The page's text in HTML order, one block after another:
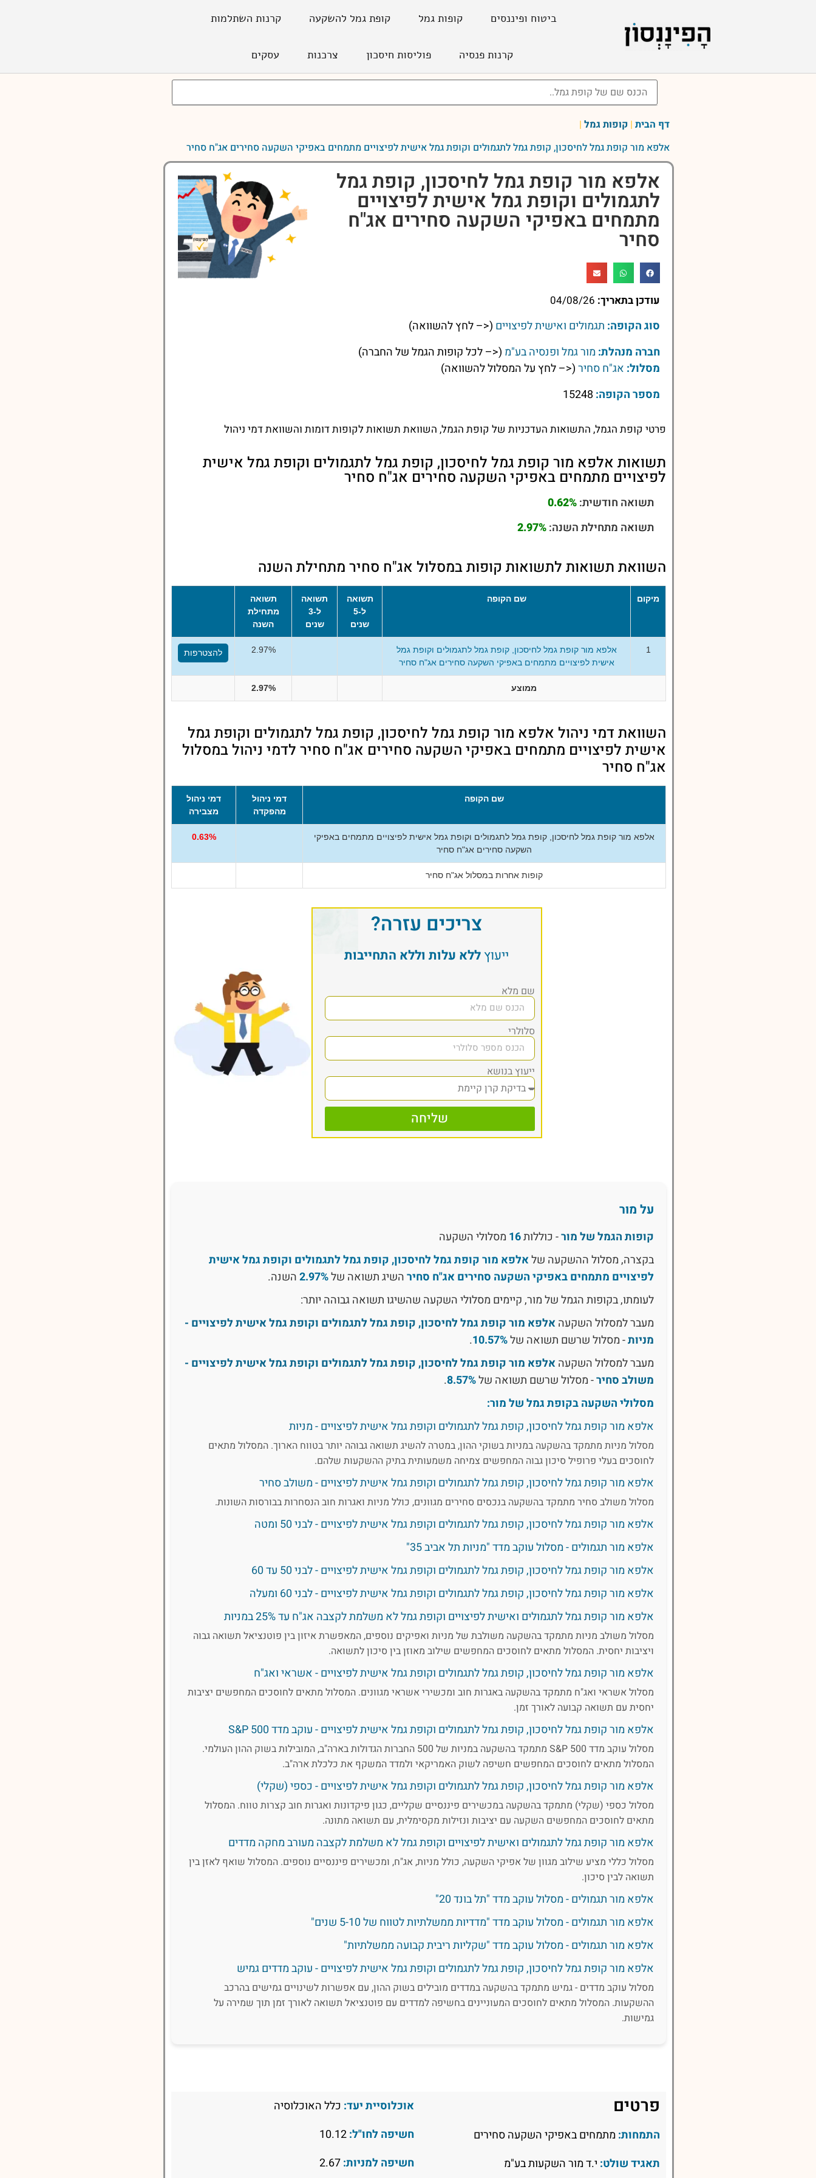
ביטוח ופיננסים קופות גמל קופת גמל להשקעה קרנות השתלמות
קרנות פנסיה פוליסות חיסכון צרכנות עסקים
דף הבית | קופות גמל |
אלפא מור קופת גמל לחיסכון, קופת גמל לתגמולים וקופת גמל אישית לפיצויים מתמחים באפיקי השקעה סחירים אג"ח סחיר
אלפא מור קופת גמל לחיסכון, קופת גמל
לתגמולים וקופת גמל אישית לפיצויים
מתמחים באפיקי השקעה סחירים אג"ח
סחיר
עודכן בתאריך: 04/08/26
סוג הקופה: תגמולים ואישית לפיצויים (<– לחץ להשוואה)
חברה מנהלת: מור גמל ופנסיה בע"מ (<– לכל קופות הגמל של החברה)
מסלול: אג"ח סחיר(<– לחץ על המסלול להשוואה)
מספר הקופה:
פרטי קופת הגמל, התשואות העדכניות של קופת הגמל, השוואת תשואות לקופות דומות והשוואת דמי ניהול
תשואות אלפא מור קופת גמל לחיסכון, קופת גמל לתגמולים וקופת גמל אישית
לפיצויים מתמחים באפיקי השקעה סחירים אג"ח סחיר
תשואה חודשית:0.62%
תשואה מתחילת השנה:2.97%
השוואת תשואות לתשואות קופות במסלול אג"ח סחיר מתחילת השנה
מיקום שם הקופה
תשואה
ל-5
שנים
תשואה
ל-3
שנים
תשואה
מתחילת
השנה
1
אלפא מור קופת גמל לחיסכון, קופת גמל לתגמולים וקופת גמל
אישית לפיצויים מתמחים באפיקי השקעה סחירים אג"ח סחיר
2.97% להצטרפות
ממוצע 2.97%
השוואת דמי ניהול אלפא מור קופת גמל לחיסכון, קופת גמל לתגמולים וקופת גמל
אישית לפיצויים מתמחים באפיקי השקעה סחירים אג"ח סחיר לדמי ניהול במסלול
אג"ח סחיר
שם הקופה
דמי ניהול
מהפקדה
דמי ניהול
מצבירה
אלפא מור קופת גמל לחיסכון, קופת גמל לתגמולים וקופת גמל אישית לפיצויים מתמחים באפיקי
השקעה סחירים אג"ח סחיר
0.63%
קופות אחרות במסלול אג"ח סחיר
צריכים עזרה?
ייעוץללא עלות וללא התחייבות
שם מלא
סלולרי
ייעוץ בנושא
שליחה
על מור
קופות הגמל של מור- כוללות16 מסלולי השקעה
בקצרה, מסלול ההשקעה שלאלפא מור קופת גמל לחיסכון, קופת גמל לתגמולים וקופת גמל אישית
לפיצויים מתמחים באפיקי השקעה סחירים אג"ח סחירהשיג תשואה של2.97%השנה.
לעומתו, בקופות הגמל של מור, קיימים מסלולי השקעה שהשיגו תשואה גבוהה יותר:
מעבר למסלול השקעהאלפא מור קופת גמל לחיסכון, קופת גמל לתגמולים וקופת גמל אישית לפיצויים -
מניות- מסלול שרשם תשואה של10.57%
.
מעבר למסלול השקעהאלפא מור קופת גמל לחיסכון, קופת גמל לתגמולים וקופת גמל אישית לפיצויים -
משולב סחיר- מסלול שרשם תשואה של8.57%
.
מסלולי השקעה בקופת גמל של מור:
אלפא מור קופת גמל לחיסכון, קופת גמל לתגמולים וקופת גמל אישית לפיצויים - מניות
מסלול מניות מתמקד בהשקעה במניות בשוקי ההון, במטרה להשיג תשואה גבוהה יותר בטווח הארוך. המסלול מתאים
לחוסכים בעלי פרופיל סיכון גבוה המחפשים צמיחה משמעותית בתיק ההשקעות שלהם.
אלפא מור קופת גמל לחיסכון, קופת גמל לתגמולים וקופת גמל אישית לפיצויים - משולב סחיר
מסלול משולב סחיר מתמקד בהשקעה בנכסים סחירים מגוונים, כולל מניות ואגרות חוב הנסחרות בבורסות השונות.
אלפא מור קופת גמל לחיסכון, קופת גמל לתגמולים וקופת גמל אישית לפיצויים - לבני 50 ומטה
אלפא מור תגמולים - מסלול עוקב מדד "מניות תל אביב 35"
אלפא מור קופת גמל לחיסכון, קופת גמל לתגמולים וקופת גמל אישית לפיצויים - לבני 50 עד 60
אלפא מור קופת גמל לחיסכון, קופת גמל לתגמולים וקופת גמל אישית לפיצויים - לבני 60 ומעלה
אלפא מור קופת גמל לתגמולים ואישית לפיצויים וקופת גמל לא משלמת לקצבה אג"ח עד 25% במניות
מסלול משולב מניות מתמקד בהשקעה משולבת של מניות ואפיקים נוספים, המאפשרת איזון בין פוטנציאל תשואה גבוה
ויציבות יחסית. המסלול מתאים לחוסכים המחפשים שילוב מאוזן בין סיכון לתשואה.
אלפא מור קופת גמל לחיסכון, קופת גמל לתגמולים וקופת גמל אישית לפיצויים - אשראי ואג"ח
מסלול אשראי ואג"ח מתמקד בהשקעה באגרות חוב ומכשירי אשראי מגוונים. המסלול מתאים לחוסכים המחפשים יציבות
יחסית עם תשואה קבועה לאורך זמן.
אלפא מור קופת גמל לחיסכון, קופת גמל לתגמולים וקופת גמל אישית לפיצויים - עוקב מדד S&P 500
מסלול עוקב מדד S&P 500 מתמקד בהשקעה במניות של 500 החברות הגדולות בארה"ב, המובילות בשוק ההון העולמי.
המסלול מתאים לחוסכים המחפשים חשיפה לשוק האמריקאי ולמדד המשקף את כלכלת ארה"ב.
אלפא מור קופת גמל לחיסכון, קופת גמל לתגמולים וקופת גמל אישית לפיצויים - כספי (שקלי)
מסלול כספי (שקלי) מתמקד בהשקעה במכשירים פיננסיים שקליים, כגון פיקדונות ואגרות חוב קצרות טווח. המסלול
מתאים לחוסכים המחפשים השקעה עם יציבות ונזילות מקסימלית, עם תשואה מתונה.
אלפא מור קופת גמל לתגמולים ואישית לפיצויים וקופת גמל לא משלמת לקצבה מעורב מחקה מדדים
מסלול כללי מציע שילוב מגוון של אפיקי השקעה, כולל מניות, אג"ח, ומכשירים פיננסיים נוספים. המסלול שואף לאזן בין
תשואה לבין סיכון.
אלפא מור תגמולים - מסלול עוקב מדד "תל בונד 20"
אלפא מור תגמולים - מסלול עוקב מדד "מדדיות ממשלתיות לטווח של 5-10 שנים"
אלפא מור תגמולים - מסלול עוקב מדד "שקליות ריבית קבועה ממשלתיות"
אלפא מור קופת גמל לחיסכון, קופת גמל לתגמולים וקופת גמל אישית לפיצויים - עוקב מדדים גמיש
מסלול עוקב מדדים - גמיש מתמקד בהשקעה במדדים מובילים בשוק ההון, עם אפשרות לשינויים גמישים בהרכב
ההשקעות. המסלול מתאים לחוסכים המעוניינים בחשיפה למדדים עם פוטנציאל תשואה לאורך זמן תוך שמירה על
גמישות.
פרטים
התמחות: מתמחים באפיקי השקעה סחירים
תאגיד שולט: י.ד מור השקעות בע"מ
אוכלוסיית יעד: כלל האוכלוסיה
חשיפה לחו"ל:10.12
חשיפה למניות:2.67